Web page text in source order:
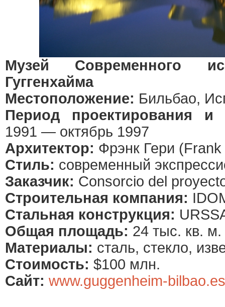
Музей Современного
Гуггенхайма
Местоположение: Бильбао,
Период проектирования и
1991 — октябрь 1997
Архитектор: Фрэнк Гери
Стиль: современный
Заказчик: Consorcio del
Строительная компания:
Стальная конструкция:
Общая площадь: 24 тыс. кв. м.
Материалы: сталь, стекло,
Стоимость: $100 млн.
Сайт: www.guggenheim-bilbao.es